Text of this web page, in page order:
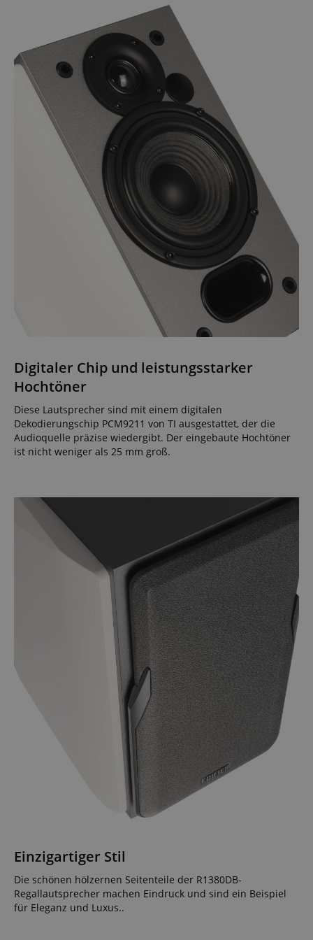
Digitaler Chip und leistungsstarker
Hochtöner
Diese Lautsprecher sind mit einem digitalen
Dekodierungschip PCM9211 von TI ausgestattet, der die
Audioquelle präzise wiedergibt. Der eingebaute Hochtöner
ist nicht weniger als 25 mm groß.
Einzigartiger Stil
Die schönen hölzernen Seitenteile der R1380DB-
Regallautsprecher machen Eindruck und sind ein Beispiel
für Eleganz und Luxus..